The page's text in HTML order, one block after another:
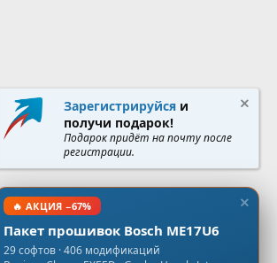
Зарегистрируйся и
получи подарок!
Подарок придёт на почту после
регистрации.
🔥 АКЦИЯ −67%
Пакет прошивок Bosch ME17U6
29 софтов · 406 модификаций